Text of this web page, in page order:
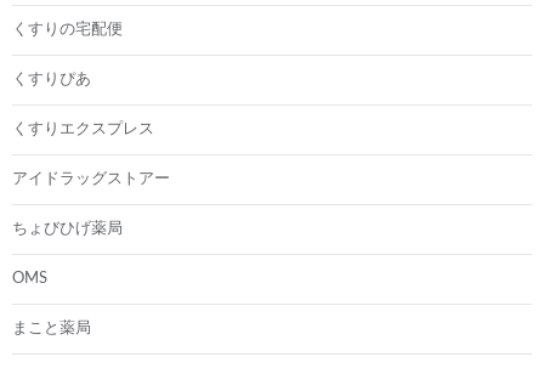
くすりの宅配便
くすりぴあ
くすりエクスプレス
アイドラッグストアー
ちょびひげ薬局
OMS
まこと薬局